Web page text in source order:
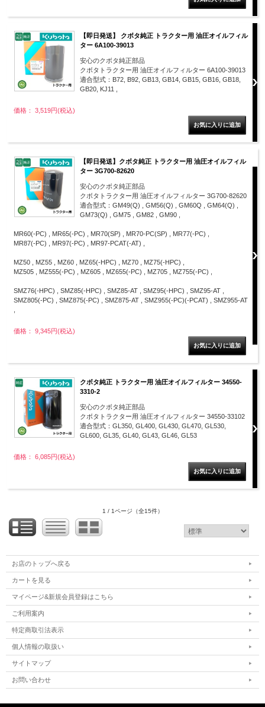
【即日発送】 クボタ純正 トラクター用 油圧オイルフィル
ター 6A100-39013
安心のクボタ純正部品
クボタトラクター用 油圧オイルフィルター 6A100-39013
適合型式：B72, B92, GB13, GB14, GB15, GB16, GB18,
GB20, KJ11 ,
価格： 3,519円(税込)
【即日発送】クボタ純正 トラクター用 油圧オイルフィル
ター 3G700-82620
安心のクボタ純正部品
クボタトラクター用 油圧オイルフィルター 3G700-82620
適合型式：GM49(Q) , GM56(Q) , GM60Q , GM64(Q) ,
GM73(Q) , GM75 , GM82 , GM90 ,
MR60(-PC) , MR65(-PC) , MR70(SP) , MR70-PC(SP) , MR77(-PC) ,
MR87(-PC) , MR97(-PC) , MR97-PCAT(-AT) ,
MZ50 , MZ55 , MZ60 , MZ65(-HPC) , MZ70 , MZ75(-HPC) ,
MZ505 , MZ555(-PC) , MZ605 , MZ655(-PC) , MZ705 , MZ755(-PC) ,
SMZ76(-HPC) , SMZ85(-HPC) , SMZ85-AT , SMZ95(-HPC) , SMZ95-AT ,
SMZ805(-PC) , SMZ875(-PC) , SMZ875-AT , SMZ955(-PC)(-PCAT) , SMZ955-AT
価格： 9,345円(税込)
クボタ純正 トラクター用 油圧オイルフィルター 34550-
3310-2
安心のクボタ純正部品
クボタトラクター用 油圧オイルフィルター 34550-33102
適合型式：GL350, GL400, GL430, GL470, GL530,
GL600, GL35, GL40, GL43, GL46, GL53
価格： 6,085円(税込)
1 / 1ページ （全15件）
お店のトップへ戻る
カートを見る
マイページ&新規会員登録はこちら
ご利用案内
特定商取引法表示
個人情報の取扱い
サイトマップ
お問い合わせ